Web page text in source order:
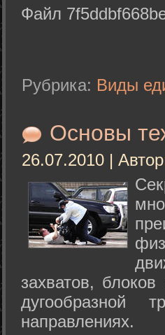
Файл
Рубрика: Виды
Основы
26.07.2010 |
захватов,
дугообразной
направлениях.